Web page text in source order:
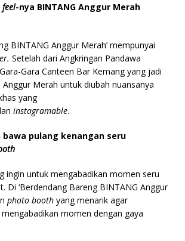
feel-nya BINTANG Anggur Merah
BINTANG Anggur Merah’ mempunyai
Setelah dari Angkringan Pandawa
Gara Canteen Bar Kemang yang jadi
Merah untuk diubah nuansanya
yang
instagramable.
bawa pulang kenangan seru
ingin untuk mengabadikan momen seru
Di ‘Berdendang Bareng BINTANG Anggur
photo booth yang menarik agar
momen dengan gaya